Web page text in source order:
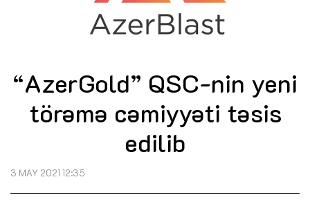
“AzerGold” QSC-nin yeni
törəmə cəmiyyəti təsis
edilib
3 MAY 2021 12:35